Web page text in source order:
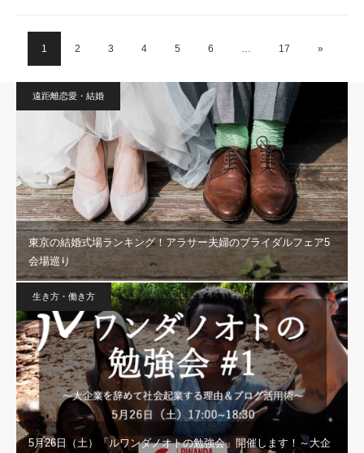
1 2 3 4 5 6 … 17 »
遠距離恋愛・結婚
東京の結婚式場ランキング！アラサー夫婦のブライダルフェア5
会場巡り
生き方・働き方
5月26日（土）「ルワンダノオトの勉強会」開催します！～大企